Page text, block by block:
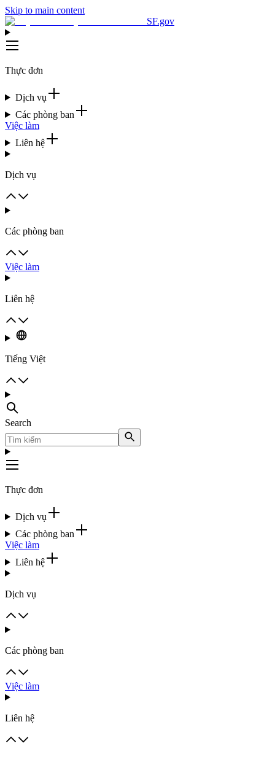
Skip to main content
SF.gov
Thực đơn
Dịch vụ
Các phòng ban
Việc làm
Liên hệ
Dịch vụ
Các phòng ban
Việc làm
Liên hệ
Tiếng Việt
Search
Thực đơn
Dịch vụ
Các phòng ban
Việc làm
Liên hệ
Dịch vụ
Các phòng ban
Việc làm
Liên hệ